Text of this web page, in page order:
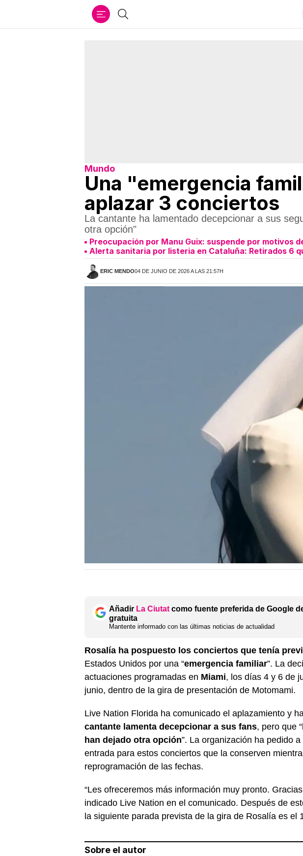
Buscar
Mundo
Una "emergencia
aplazar 3 conciertos
La cantante ha lamentado decepcionar a sus
otra opción"
Preocupación por Manu Guix: suspende por motivos
Alerta sanitaria por listeria en Cataluña: Retirados 6
ERIC MENDO04 DE JUNIO DE 2026 A LAS 21:57H
Añadir La Ciutat como fuente preferida de Google
gratuita
Mantente informado con las últimas noticias de actualidad
Rosalía ha pospuesto los conciertos que tenía
Estados Unidos por una “emergencia familiar”. La
actuaciones programadas en Miami, los días 4 y 6 de
junio, dentro de la gira de presentación de Motomami.
Live Nation Florida ha comunicado el aplazamiento y
cantante lamenta decepcionar a sus fans, pero que “
han dejado otra opción”. La organización ha pedido
entrada para estos conciertos que la conserven
reprogramación de las fechas.
“Les ofreceremos más información muy pronto.
indicado Live Nation en el comunicado. Después de
la siguiente parada prevista de la gira de Rosalía es el
Sobre el autor